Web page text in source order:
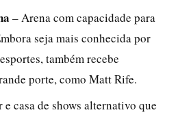
– Arena com capacidade para
seja mais conhecida por
também recebe
porte, como Matt Rife.
e casa de shows alternativo que